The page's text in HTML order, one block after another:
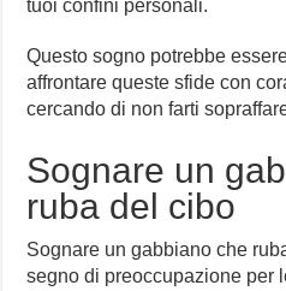
tuoi confini personali.
Questo sogno potrebbe
affrontare queste sfide con
cercando di non farti
Sognare un
ruba del cibo
Sognare un gabbiano che
segno di preoccupazione per